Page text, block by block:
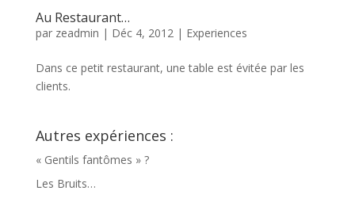
Au Restaurant…
par zeadmin | Déc 4, 2012| Experiences
Dans ce petit restaurant, une table est évitée par les
clients.
Autres expériences :
« Gentils fantômes » ?
Les Bruits…